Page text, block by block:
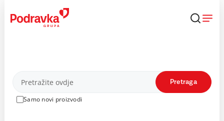
content
Proizvodi
Samo novi proizvodi
Pretraga